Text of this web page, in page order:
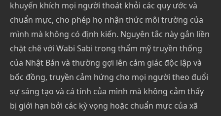
khuyến khích mọi người thoát khỏi các quy ước và
chuẩn mực, cho phép họ nhận thức môi trường của
mình mà không có định kiến. Nguyên tắc này gắn liền
chặt chẽ với Wabi Sabi trong thẩm mỹ truyền thống
của Nhật Bản và thường gợi lên cảm giác độc lập và
bốc đồng, truyền cảm hứng cho mọi người theo đuổi
sự sáng tạo và cá tính của mình mà không cảm thấy
bị giới hạn bởi các kỳ vọng hoặc chuẩn mực của xã